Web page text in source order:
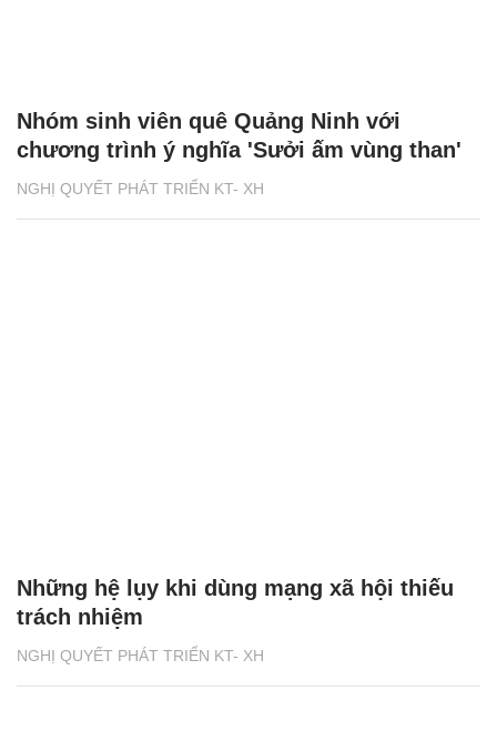
NGHỊ QUYẾT PHÁT TRIỂN KT- XH
Nhóm sinh viên quê Quảng Ninh với
chương trình ý nghĩa 'Sưởi ấm vùng than'
NGHỊ QUYẾT PHÁT TRIỂN KT- XH
Những hệ lụy khi dùng mạng xã hội thiếu
trách nhiệm